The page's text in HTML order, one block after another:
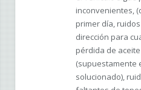
inconvenientes,
primer día,
dirección para
pérdida de
(supuestamente
solucionado),